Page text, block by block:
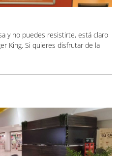
y no puedes resistirte, está claro
King. Si quieres disfrutar de la